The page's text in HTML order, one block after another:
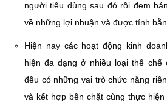
người tiêu dùng sau đó rồi đem
về những lợi nhuận và được tính
Hiện nay các hoạt động kinh
hiện đa dạng ở nhiều loại thể chế
đều có những vai trò chức năng
và kết hợp bền chặt cùng thực